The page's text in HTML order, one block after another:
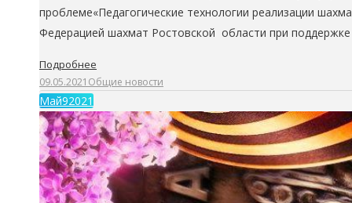
проблеме«Педагогические технологии реализации
Федерацией шахмат Ростовской области при
Подробнее
09.05.2021 Общие новости
Май92021